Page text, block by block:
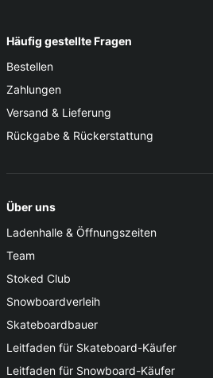
Häufig gestellte Fragen
Bestellen
Zahlungen
Versand & Lieferung
Rückgabe & Rückerstattung
Über uns
Ladenhalle & Öffnungszeiten
Team
Stoked Club
Snowboardverleih
Skateboardbauer
Leitfaden für Skateboard-Käufer
Leitfaden für Snowboard-Käufer